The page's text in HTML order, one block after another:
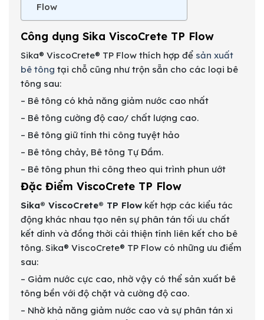
Flow
Công dụng Sika ViscoCrete TP Flow
Sika® ViscoCrete® TP Flow thích hợp để sản xuất
bê tông tại chỗ cũng như trộn sẵn cho các loại bê
tông sau:
– Bê tông có khả năng giảm nước cao nhất
– Bê tông cường độ cao/ chất lượng cao.
– Bê tông giữ tính thi công tuyệt hảo
– Bê tông chảy, Bê tông Tự Đầm.
– Bê tông phun thi công theo qui trình phun ướt
Đặc Điểm ViscoCrete TP Flow
Sika® ViscoCrete® TP Flow kết hợp các kiểu tác
động khác nhau tạo nên sự phân tán tối ưu chất
kết dính và đồng thời cải thiện tính liên kết cho bê
tông. Sika® ViscoCrete® TP Flow có những ưu điểm
sau:
– Giảm nước cực cao, nhờ vậy có thể sản xuất bê
tông bền với độ chặt và cường độ cao.
– Nhờ khả năng giảm nước cao và sự phân tán xi